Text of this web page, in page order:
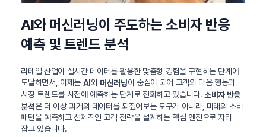
AI와 머신러닝이 주도하는 소비자 반응
예측 및 트렌드 분석
리테일 산업이 실시간 데이터를 활용한 맞춤형 경험을 구현하는 단계에
도달하면서, 이제는 AI와 머신러닝이 중심이 되어 고객의 다음 행동과
시장 트렌드를 사전에 예측하는 단계로 진화하고 있습니다. 소비자 반응
분석은 더 이상 과거의 데이터를 되짚어보는 도구가 아니라, 미래의 소비
패턴을 예측하고 선제적인 고객 전략을 설계하는 핵심 엔진으로 자리
잡고 있습니다.